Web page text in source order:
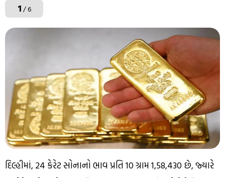
1/ 6
દિલ્હીમાં, 24 કેરેટ સોનાનો ભાવ પ્રતિ 10 ગ્રામ ₹1,58,430 છે, જ્યારે